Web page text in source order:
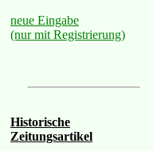
neue Eingabe
(nur mit Registrierung)
Historische
Zeitungsartikel